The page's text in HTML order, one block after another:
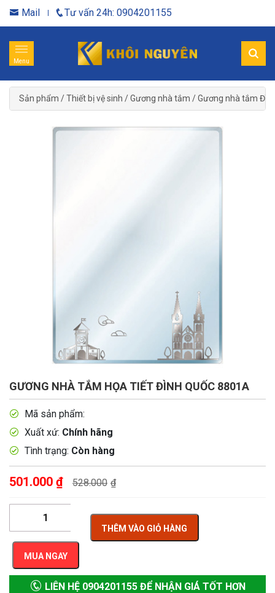
Mail Tư vấn 24h: 0904201155
Menu
Sản phẩm /Thiết bị vệ sinh /Gương nhà tắm /Gương nhà tắm
GƯƠNG NHÀ TẮM HỌA TIẾT ĐÌNH QUỐC 8801A
Mã sản phẩm:
Xuất xứ: Chính hãng
Tình trạng: Còn hàng
501.000 ₫ 528.000 ₫
THÊM VÀO GIỎ HÀNG
MUA NGAY
LIÊN HỆ 0904201155 ĐỂ NHẬN GIÁ TỐT HƠN